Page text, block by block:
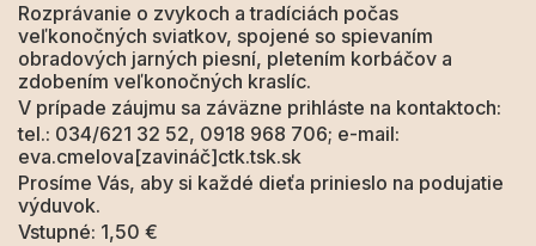
Rozprávanie o zvykoch a tradíciách počas
veľkonočných sviatkov, spojené so spievaním
obradových jarných piesní, pletením korbáčov a
zdobením veľkonočných kraslíc.
V prípade záujmu sa záväzne prihláste na kontaktoch:
tel.: 034/621 32 52, 0918 968 706; e-mail:
eva.cmelova[zavináč]ctk.tsk.sk
Prosíme Vás, aby si každé dieťa prinieslo na podujatie
výduvok.
Vstupné: 1,50 €